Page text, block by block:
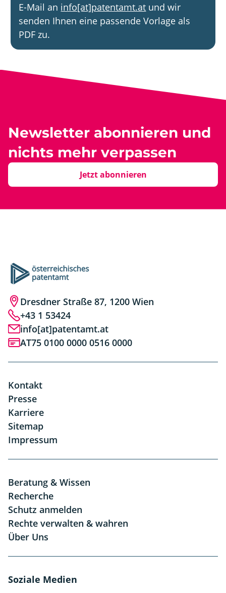
E-Mail an info[at]patentamt.at und wir
senden Ihnen eine passende Vorlage als
PDF zu.
Newsletter abonnieren und
nichts mehr verpassen
Jetzt abonnieren
Dresdner Straße 87, 1200 Wien
+43 1 53424
info[at]patentamt.at
AT75 0100 0000 0516 0000
Kontakt
Presse
Karriere
Sitemap
Impressum
Beratung & Wissen
Recherche
Schutz anmelden
Rechte verwalten & wahren
Über Uns
Soziale Medien